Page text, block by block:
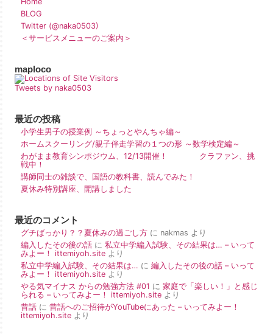
BLOG
Twitter (@naka0503)
＜サービスメニューのご案内＞
maploco
Tweets by naka0503
最近の投稿
小学生男子の授業例 ～ちょっとやんちゃ編～
ホームスクーリング/親子伴走学習の１つの形 ～数学検定編～
わがまま教育シンポジウム、12/13開催！ クラファン、挑
戦中！
講師同士の雑談で、国語の教科書、読んでみた！
夏休み特別講座、開講しました
最近のコメント
グチばっかり？？夏休みの過ごし方 に nakmas より
編入したその後の話 に 私立中学編入試験、その結果は… – いって
みよー！ ittemiyoh.site より
私立中学編入試験、その結果は… に 編入したその後の話 – いって
みよー！ ittemiyoh.site より
やる気マイナス からの勉強方法 #01 に 家庭で「楽しい！」と感じ
られる – いってみよー！ ittemiyoh.site より
昔話 に 昔話へのご招待がYouTubeにあった – いってみよー！
ittemiyoh.site より